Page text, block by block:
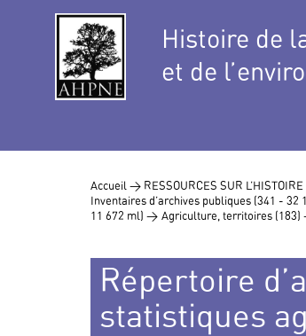
Histoire de
et de
Accueil > RESSOURCES SUR
Inventaires d’archives publiques (341 -
11 672 ml) > Agriculture, territoires
Répertoire
statistiques